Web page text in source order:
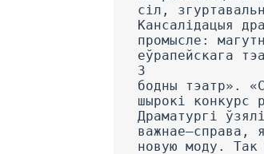
сіл,
Кансалідацыя
промысле:
еўрапейскага
3
бодны тэатр».
шырокі конкурс
Драматургі
важнае—справа,
новую моду. Так